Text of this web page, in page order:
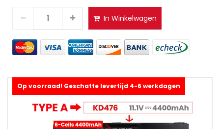
In Winkelwagen
Op voorraad! Geschatte levertijd 4-6 werkdagen